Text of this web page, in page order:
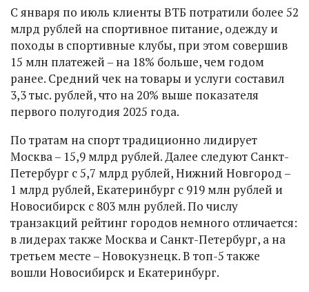
С января по июль клиенты ВТБ потратили более 52
млрд рублей на спортивное питание, одежду и
походы в спортивные клубы, при этом совершив
15 млн платежей – на 18% больше, чем годом
ранее. Средний чек на товары и услуги составил
3,3 тыс. рублей, что на 20% выше показателя
первого полугодия 2025 года.
По тратам на спорт традиционно лидирует
Москва – 15,9 млрд рублей. Далее следуют Санкт-
Петербург с 5,7 млрд рублей, Нижний Новгород –
1 млрд рублей, Екатеринбург с 919 млн рублей и
Новосибирск с 803 млн рублей. По числу
транзакций рейтинг городов немного отличается:
в лидерах также Москва и Санкт-Петербург, а на
третьем месте – Новокузнецк. В топ-5 также
вошли Новосибирск и Екатеринбург.